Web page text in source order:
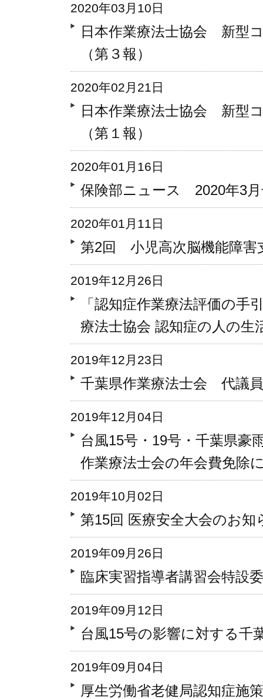
2020年03月10日
日本作業療法士協会 新型
（第３報）
2020年02月21日
日本作業療法士協会 新型
（第１報）
2020年01月16日
保険部ニュース 2020年3
2020年01月11日
第2回 小児高次脳機能障害
2019年12月26日
「認知症作業療法評価の
療法士協会 認知症の人の生
2019年12月23日
千葉県作業療法士会 代議
2019年12月04日
台風15号・19号・千葉県豪
作業療法士会の年会費免除
2019年10月02日
第15回 医療安全大会のお知
2019年09月26日
臨床実習指導者講習会特設
2019年09月12日
台風15号の影響に対する千
2019年09月04日
厚生労働省老健局認知症施